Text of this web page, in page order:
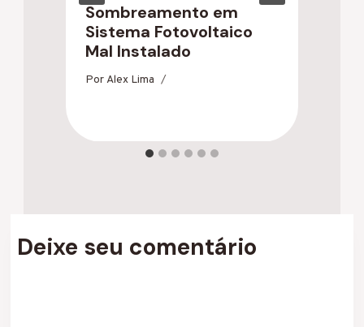
Sombreamento em
Sistema Fotovoltaico
Mal Instalado
Por Alex Lima
Deixe seu comentário